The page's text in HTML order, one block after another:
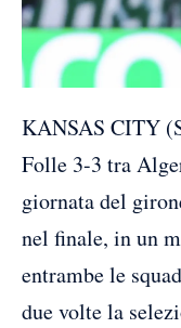
KANSAS CITY
Folle 3-3 tra
giornata del
nel finale, in un
entrambe le
due volte la